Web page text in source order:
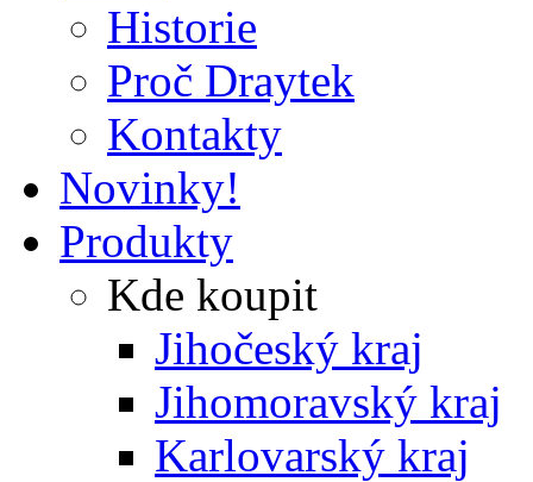
Historie
Proč Draytek
Kontakty
Novinky!
Produkty
Kde koupit
Jihočeský kraj
Jihomoravský kraj
Karlovarský kraj